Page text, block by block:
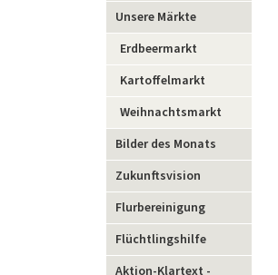
Unsere Märkte
Erdbeermarkt
Kartoffelmarkt
Weihnachtsmarkt
Bilder des Monats
Zukunftsvision
Flurbereinigung
Flüchtlingshilfe
Aktion-Klartext -